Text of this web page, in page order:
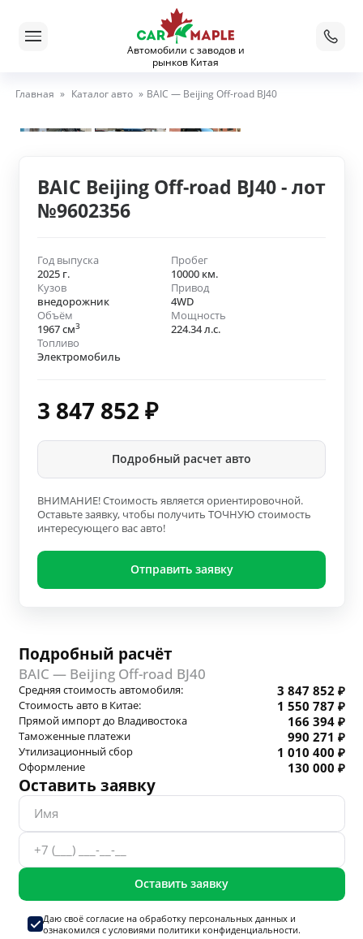
Автомобили с заводов и
рынков Китая
Главная » Каталог авто » BAIC — Beijing Off-road BJ40
BAIC Beijing Off-road BJ40 - лот
№9602356
Год выпуска
2025 г.
Пробег
10000 км.
Кузов
внедорожник
Привод
4WD
Объём
1967 см3
Мощность
224.34 л.с.
Топливо
Электромобиль
3 847 852 ₽
Подробный расчет авто
ВНИМАНИЕ! Стоимость является ориентировочной.
Оставьте заявку, чтобы получить ТОЧНУЮ стоимость
интересующего вас авто!
Отправить заявку
Подробный расчёт
BAIC — Beijing Off-road BJ40
Средняя стоимость автомобиля: 3 847 852 ₽
Стоимость авто в Китае: 1 550 787 ₽
Прямой импорт до Владивостока 166 394 ₽
Таможенные платежи 990 271 ₽
Утилизационный сбор 1 010 400 ₽
Оформление 130 000 ₽
Оставить заявку
Оставить заявку
Даю своё согласие на обработку персональных данныхи
ознакомился с условиями политики конфиденциальности.